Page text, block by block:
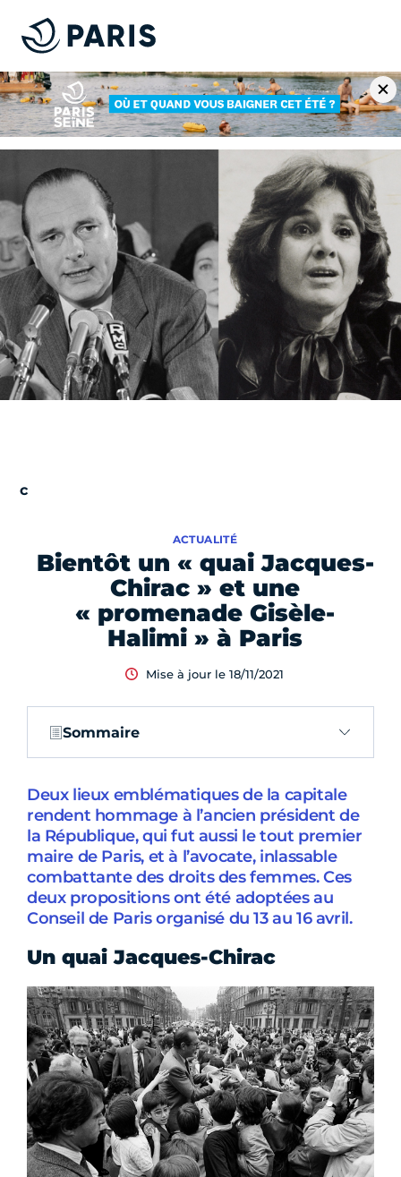
Bientôt un « quai Jacques-
Chirac » et une
« promenade Gisèle-
Halimi » à Paris
ACTUALITÉ
Mise à jour le 18/11/2021
Sommaire
Deux lieux emblématiques de la capitale
rendent hommage à l’ancien président de
la République, qui fut aussi le tout premier
maire de Paris, et à l’avocate, inlassable
combattante des droits des femmes. Ces
deux propositions ont été adoptées au
Conseil de Paris organisé du 13 au 16 avril.
Un quai Jacques-Chirac